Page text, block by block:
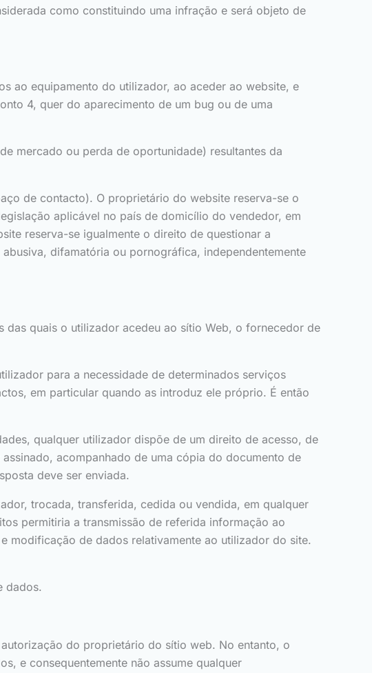
como constituindo uma infração e será objeto de
ao equipamento do utilizador, ao aceder ao website, e
4, quer do aparecimento de um bug ou de uma
mercado ou perda de oportunidade) resultantes da
de contacto). O proprietário do website reserva-se o
aplicável no país de domicílio do vendedor, em
reserva-se igualmente o direito de questionar a
difamatória ou pornográfica, independentemente
das quais o utilizador acedeu ao sítio Web, o fornecedor de
para a necessidade de determinados serviços
em particular quando as introduz ele próprio. É então
qualquer utilizador dispõe de um direito de acesso, de
acompanhado de uma cópia do documento de
deve ser enviada.
trocada, transferida, cedida ou vendida, em qualquer
permitiria a transmissão de referida informação ao
modificação de dados relativamente ao utilizador do site.
dados.
do proprietário do sítio web. No entanto, o
e consequentemente não assume qualquer